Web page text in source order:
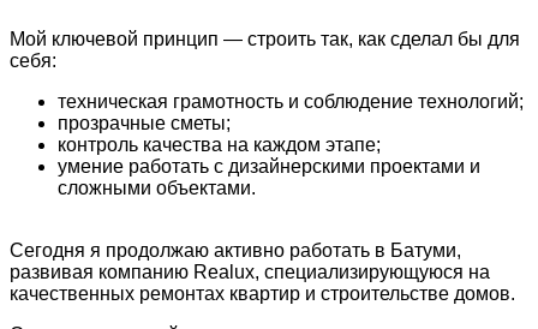
Мой ключевой принцип — строить так, как сделал бы для
себя:
техническая грамотность и соблюдение технологий;
прозрачные сметы;
контроль качества на каждом этапе;
умение работать с дизайнерскими проектами и
сложными объектами.
Сегодня я продолжаю активно работать в Батуми,
развивая компанию Realux, специализирующуюся на
качественных ремонтах квартир и строительстве домов.